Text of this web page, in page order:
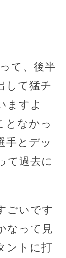
て、後半
して猛チ
ますよ
となかっ
手とデッ
て過去に
ごいです
なって見
ントに打